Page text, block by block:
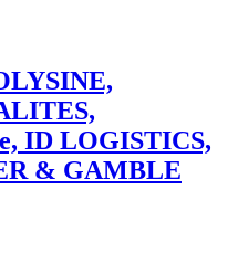
ID LOGISTICS,
& GAMBLE